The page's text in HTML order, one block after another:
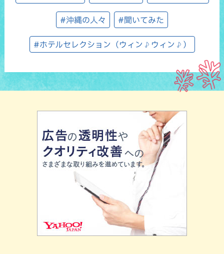
#沖縄の人々 #聞いてみた
#ホテルセレクション（ウィン♪ウィン♪）